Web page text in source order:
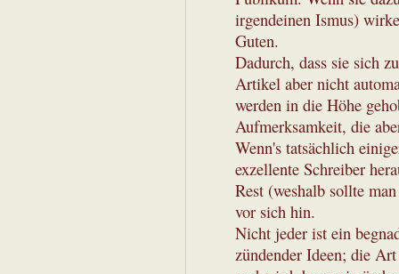
irgendeinen Ismus)
Guten.
Dadurch, dass sie sich
Artikel aber nicht
werden in die Höhe
Aufmerksamkeit, die
Wenn's tatsächlich
exzellente Schreiber
Rest (weshalb sollte
vor sich hin.
Nicht jeder ist ein
zündender Ideen; die